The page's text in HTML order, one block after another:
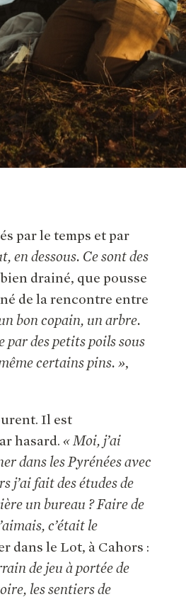
par le temps et par
en dessous. Ce sont des
drainé, que pousse
de la rencontre entre
bon copain, un arbre.
par des petits poils sous
certains pins. »,
Il est
hasard. « Moi, j’ai
dans les Pyrénées avec
j’ai fait des études de
un bureau ? Faire de
c’était le
dans le Lot, à Cahors :
de jeu à portée de
les sentiers de